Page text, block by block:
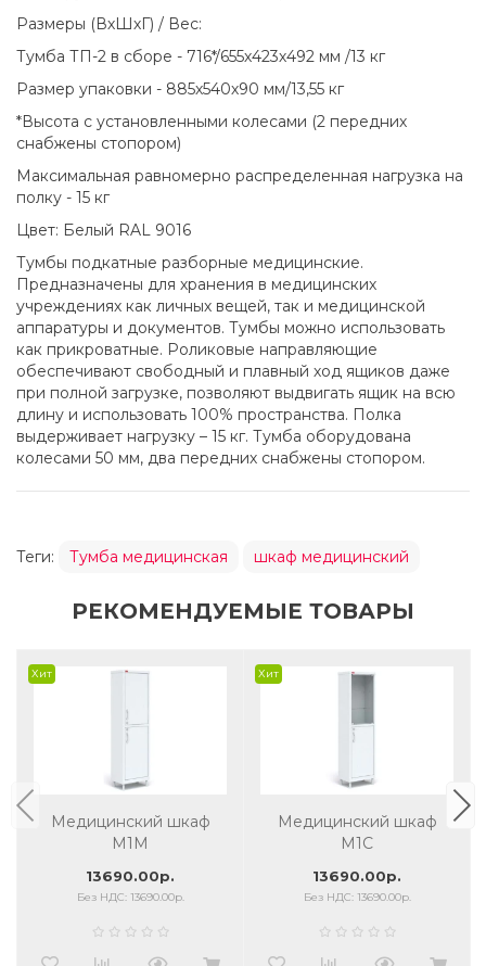
Размеры (ВхШхГ) / Вес:
Тумба ТП-2 в сборе - 716*/655х423х492 мм /13 кг
Размер упаковки - 885х540х90 мм/13,55 кг
*Высота с установленными колесами (2 передних
снабжены стопором)
Максимальная равномерно распределенная нагрузка на
полку - 15 кг
Цвет: Белый RAL 9016
Тумбы подкатные разборные медицинские.
Предназначены для хранения в медицинских
учреждениях как личных вещей, так и медицинской
аппаратуры и документов. Тумбы можно использовать
как прикроватные. Роликовые направляющие
обеспечивают свободный и плавный ход ящиков даже
при полной загрузке, позволяют выдвигать ящик на всю
длину и использовать 100% пространства. Полка
выдерживает нагрузку – 15 кг. Тумба оборудована
колесами 50 мм, два передних снабжены стопором.
Теги: Тумба медицинская шкаф медицинский
РЕКОМЕНДУЕМЫЕ ТОВАРЫ
Хит
Медицинский шкаф
M1М
13690.00р.
Без НДС: 13690.00р.
Хит
Медицинский шкаф
M1С
13690.00р.
Без НДС: 13690.00р.